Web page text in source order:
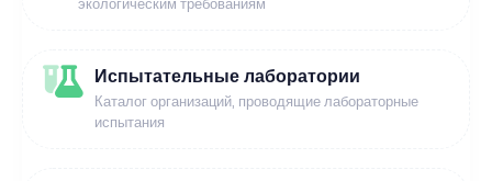
Испытательные лаборатории
Каталог организаций, проводящие лабораторные
испытания